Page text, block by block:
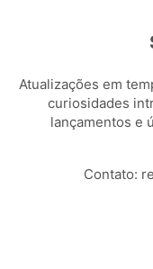
Atualizações em
curiosidades
lançamentos e
Contato: